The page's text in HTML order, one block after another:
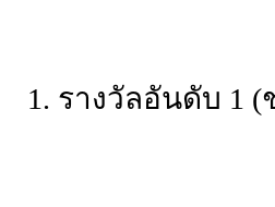
1. รางวัลอันดับ 1